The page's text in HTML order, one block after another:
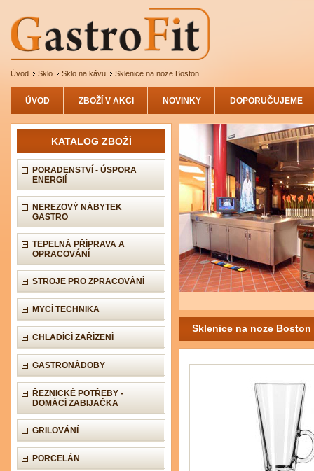
Úvod Sklo Sklo na kávu Sklenice na noze Boston
ÚVOD ZBOŽÍ V AKCI NOVINKY DOPORUČUJEME
KATALOG ZBOŽÍ
PORADENSTVÍ - ÚSPORA
ENERGIÍ
NEREZOVÝ NÁBYTEK
GASTRO
TEPELNÁ PŘÍPRAVA A
OPRACOVÁNÍ
STROJE PRO ZPRACOVÁNÍ
MYCÍ TECHNIKA
CHLADÍCÍ ZAŘÍZENÍ
GASTRONÁDOBY
ŘEZNICKÉ POTŘEBY -
DOMÁCÍ ZABIJAČKA
GRILOVÁNÍ
PORCELÁN
Sklenice na noze Boston